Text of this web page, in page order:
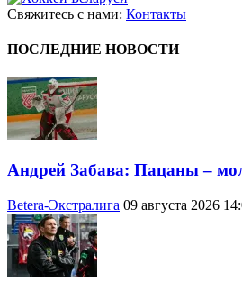
Свяжитесь с нами: Контакты
ПОСЛЕДНИЕ НОВОСТИ
Андрей Забава: Пацаны –
Betera-Экстралига 09 августа 2026